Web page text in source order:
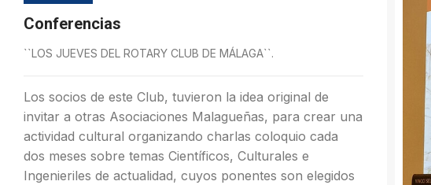
Conferencias
``LOS JUEVES DEL ROTARY CLUB DE MÁLAGA``.
Los socios de este Club, tuvieron la idea original de
invitar a otras Asociaciones Malagueñas, para crear una
actividad cultural organizando charlas coloquio cada
dos meses sobre temas Científicos, Culturales e
Ingenieriles de actualidad, cuyos ponentes son elegidos